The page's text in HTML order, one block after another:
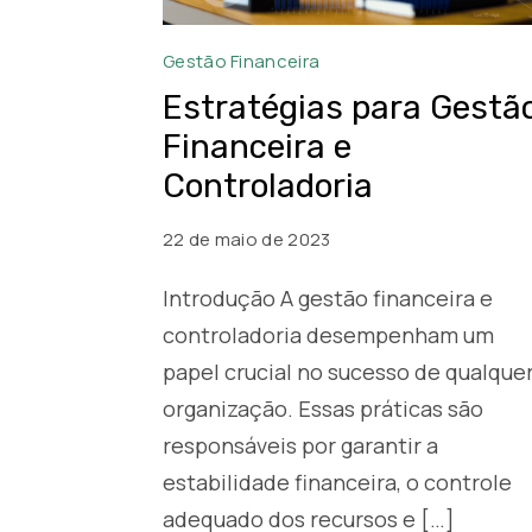
Gestão
e
Controladoria
Gestão Financeira
Estratégias para
Financeira e
Controladoria
22 de maio de 2023
Introdução A gestão financeira e
controladoria desempenham um
papel crucial no sucesso de
organização. Essas práticas são
responsáveis por garantir a
estabilidade financeira, o controle
adequado dos recursos e […]